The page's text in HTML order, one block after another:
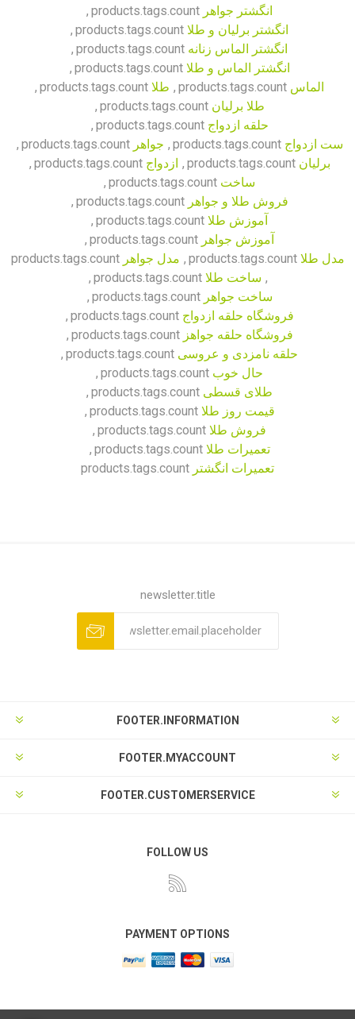
انگشتر جواهر products.tags.count
,
انگشتر برلیان و طلا products.tags.count
,
انگشتر الماس زنانه products.tags.count
,
انگشتر الماس و طلا products.tags.count
,
الماس products.tags.count
, طلا products.tags.count
,
طلا برلیان products.tags.count
,
حلقه ازدواج products.tags.count
,
ست ازدواج products.tags.count
, جواهر products.tags.count
,
برلیان products.tags.count
, ازدواج products.tags.count
,
ساخت products.tags.count
,
فروش طلا و جواهر products.tags.count
,
آموزش طلا products.tags.count
,
آموزش جواهر products.tags.count
,
مدل طلا products.tags.count
, مدل جواهر products.tags.count
, ساخت طلا products.tags.count
,
ساخت جواهر products.tags.count
,
فروشگاه حلقه ازدواج products.tags.count
,
فروشگاه حلقه جواهز products.tags.count
,
حلقه نامزدی و عروسی products.tags.count
,
حال خوب products.tags.count
,
طلای قسطی products.tags.count
,
قیمت روز طلا products.tags.count
,
فروش طلا products.tags.count
,
تعمیرات طلا products.tags.count
,
تعمیرات انگشتر products.tags.count
newsletter.title
FOOTER.INFORMATION
FOOTER.MYACCOUNT
FOOTER.CUSTOMERSERVICE
FOLLOW US
PAYMENT OPTIONS